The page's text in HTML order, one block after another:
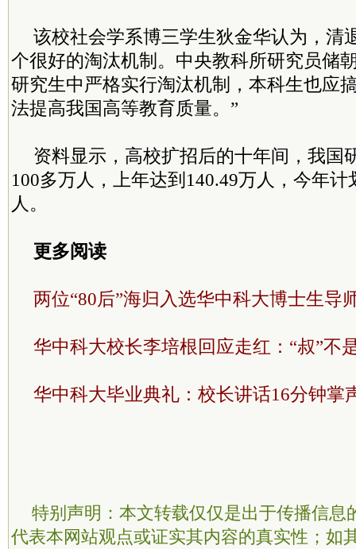
该校社会学系博三学生狄金华认为，清
个很好的淘汰机制。中央教科所研究员储
研究生中严格实行淘汰机制，本科生也应
法提高我国高等教育质量。”
资料显示，高校扩招后的十年间，我国
100多万人，上年达到140.49万人，今年
人。
更多阅读
两位“80后”海归入选华中科大博士生导
华中科大校长李培根回应走红：“叔”不
华中科大毕业典礼：校长讲话16分钟掌
特别声明：本文转载仅仅是出于传播信息
代表本网站观点或证实其内容的真实性；如